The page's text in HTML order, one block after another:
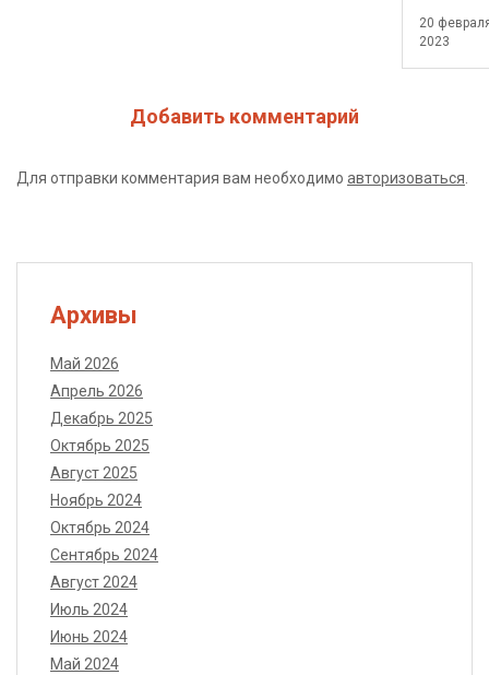
20
2023
Добавить комментарий
Для отправки комментария вам необходимо авторизоваться
Архивы
Май 2026
Апрель 2026
Декабрь 2025
Октябрь 2025
Август 2025
Ноябрь 2024
Октябрь 2024
Сентябрь 2024
Август 2024
Июль 2024
Июнь 2024
Май 2024